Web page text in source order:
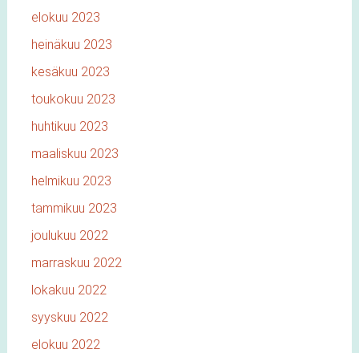
elokuu 2023
heinäkuu 2023
kesäkuu 2023
toukokuu 2023
huhtikuu 2023
maaliskuu 2023
helmikuu 2023
tammikuu 2023
joulukuu 2022
marraskuu 2022
lokakuu 2022
syyskuu 2022
elokuu 2022